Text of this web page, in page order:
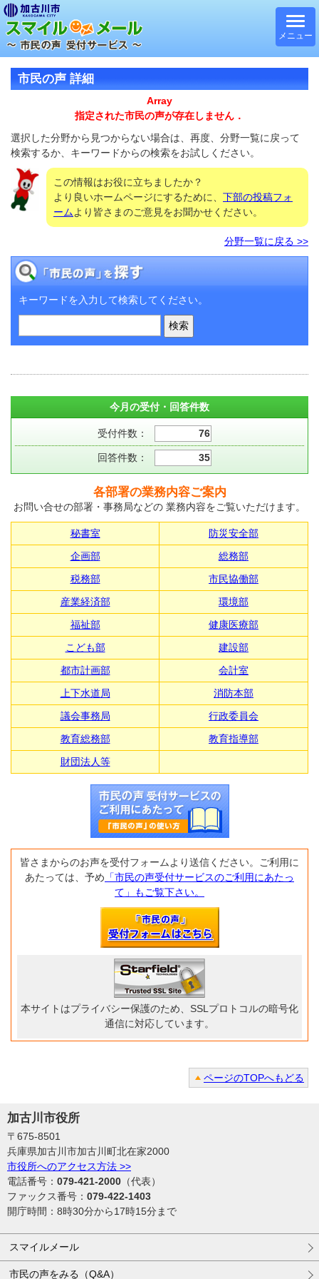
メニュー
市民の声 詳細
Array
指定された市民の声が存在しません．
選択した分野から見つからない場合は、再度、分野一覧に戻って
検索するか、キーワードからの検索をお試しください。
この情報はお役に立ちましたか？
より良いホームページにするために、 下部の投稿フォ
ームより皆さまのご意見をお聞かせください。
分野一覧に戻る >>
キーワードを入力して検索してください。
今月の受付・回答件数
受付件数： 76
回答件数： 35
各部署の業務内容ご案内
お問い合せの部署・事務局などの 業務内容をご覧いただけます。
秘書室
防災安全部
企画部
総務部
税務部
市民協働部
産業経済部
環境部
福祉部
健康医療部
こども部
建設部
都市計画部
会計室
上下水道局
消防本部
議会事務局
行政委員会
教育総務部
教育指導部
財団法人等
皆さまからのお声を受付フォームより送信ください。ご利用に
あたっては、予め 「市民の声受付サービスのご利用にあたっ
て」もご覧下さい。
本サイトはプライバシー保護のため、SSLプロトコルの暗号化
通信に対応しています。
ページのTOPへもどる
加古川市役所
〒675-8501
兵庫県加古川市加古川町北在家2000
市役所へのアクセス方法 >>
電話番号： 079-421-2000 （代表）
ファックス番号： 079-422-1403
開庁時間：8時30分から17時15分まで
スマイルメール
市民の声をみる（Q&A）